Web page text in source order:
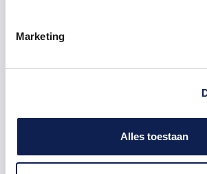
Marketing
Alles toestaan
Piepschuim
De Piepschuim Cijfer 6 Comic Sans is
cm, de dikte van het cijfer is altijd 20